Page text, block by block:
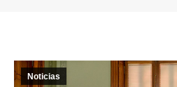
Noticias